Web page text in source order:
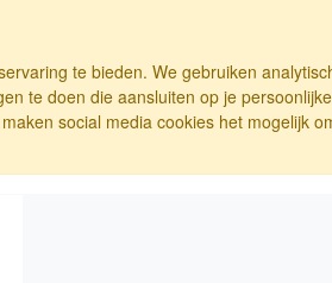
te bieden. We gebruiken
te doen die aansluiten op je
social media cookies het mogelijk